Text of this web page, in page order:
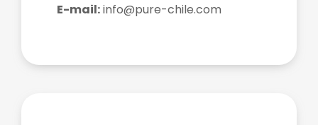
E-mail:info@pure-chile.com